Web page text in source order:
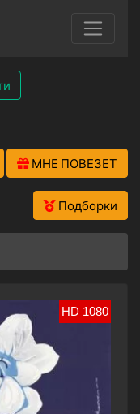
МНЕ ПОВЕЗЕТ
Подборки
HD 1080